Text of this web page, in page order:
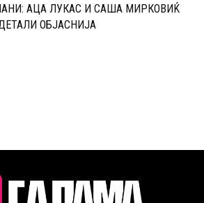
АЦА ЛУКАС И САША МИРКОВИЌ
ОБЈАСНИЈА